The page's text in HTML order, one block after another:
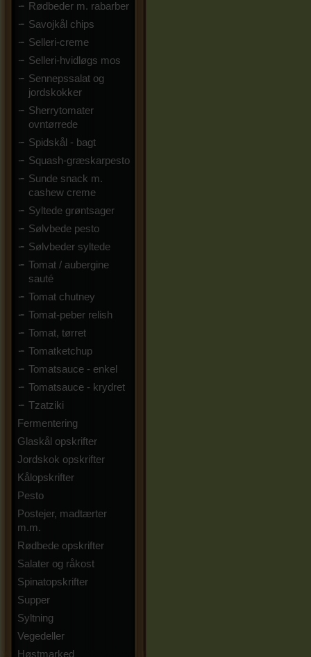
Rødbeder m. rabarber
Savojkål chips
Selleri-creme
Selleri-hvidløgs mos
Sennepssalat og
jordskokker
Sherrytomater
ovntørrede
Spidskål - bagt
Squash-græskarpesto
Sunde snack m.
cashew creme
Syltede grøntsager
Sølvbede pesto
Sølvbeder syltede
Tomat / aubergine
sauté
Tomat chutney
Tomat-peber relish
Tomat, tørret
Tomatketchup
Tomatsauce - enkel
Tomatsauce - krydret
Tzatziki
Fermentering
Glaskål opskrifter
Jordskok opskrifter
Kålopskrifter
Pesto
Postejer, madtærter
m.m.
Rødbede opskrifter
Salater og råkost
Spinatopskrifter
Supper
Syltning
Vegedeller
Høstmarked